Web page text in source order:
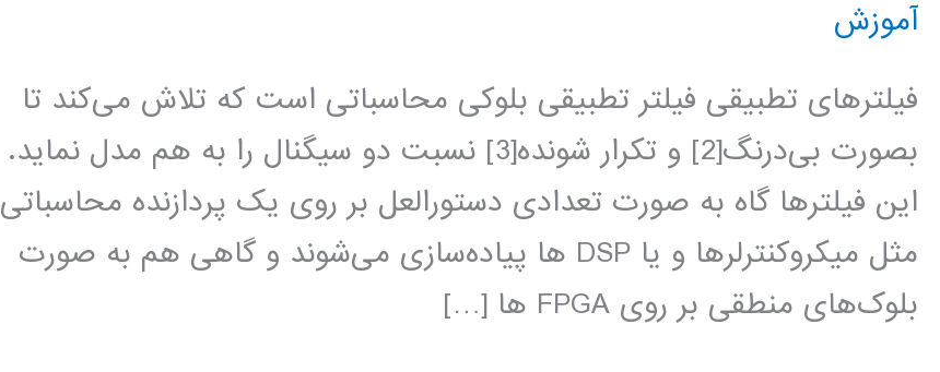
آموزش
فیلترهای تطبیقی فیلتر تطبیقی بلوکی محاسباتی است که تلاش می‌کند تا
بصورت بی‌درنگ[2] و تکرار شونده[3] نسبت دو سیگنال را به هم مدل نماید.
این فیلترها گاه به صورت تعدادی دستورالعل بر روی یک پردازنده محاسباتی
مثل میکروکنترلر‌ها و یا DSP ها پیاده‌سازی می‌شوند و گاهی هم به صورت
بلوک‌های منطقی بر روی FPGA ها […]